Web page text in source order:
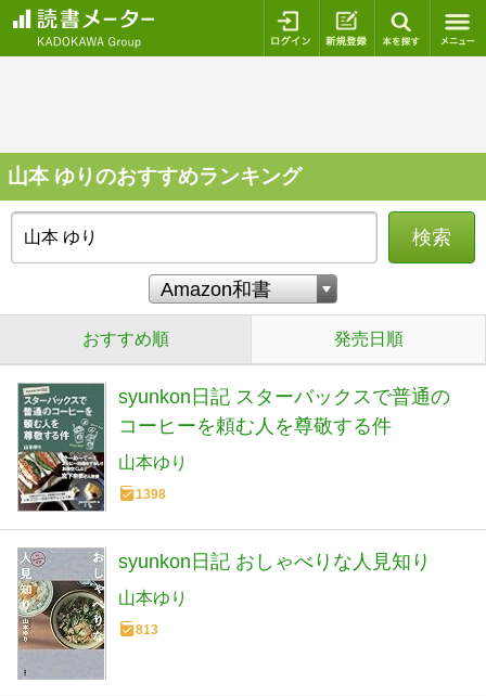
ログイン 新規登録
山本 ゆりのおすすめランキング
検索
おすすめ順 発売日順
syunkon日記 スターバックスで普通の
コーヒーを頼む人を尊敬する件
山本ゆり
1398
syunkon日記 おしゃべりな人見知り
山本ゆり
813